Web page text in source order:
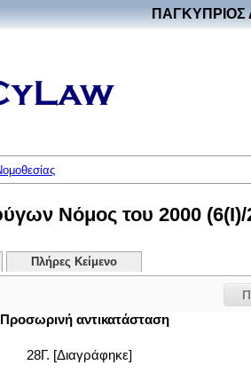
ΠΑΓΚΥΠΡΙΟΣ
Νόμος του 2000 (6(I)/
Πλήρες Κείμενο
Προσωρινή αντικατάσταση
28Γ. [Διαγράφηκε]